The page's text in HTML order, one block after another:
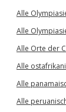
Alle
Alle
Alle Orte der
Alle
Alle
Alle